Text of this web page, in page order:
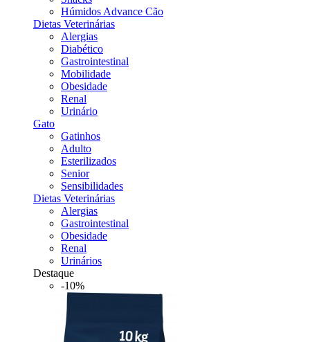
Húmidos Advance Cão
Dietas Veterinárias
Alergias
Diabético
Gastrointestinal
Mobilidade
Obesidade
Renal
Urinário
Gato
Gatinhos
Adulto
Esterilizados
Senior
Sensibilidades
Dietas Veterinárias
Alergias
Gastrointestinal
Obesidade
Renal
Urinários
Destaque
-10%